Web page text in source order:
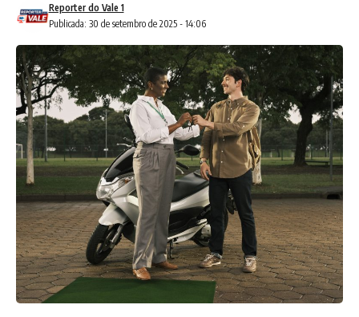
Publicada: 30 de setembro de 2025 - 14:06
Reporter do Vale 1